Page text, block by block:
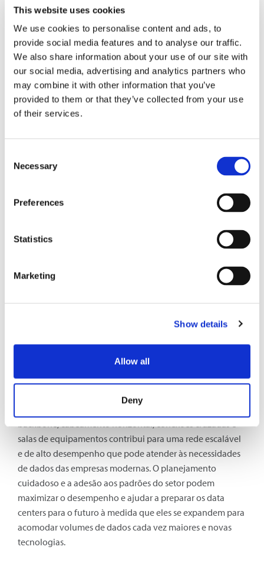
This website uses cookies
We use cookies to personalise content and ads, to
provide social media features and to analyse our traffic.
We also share information about your use of our site with
our social media, advertising and analytics partners who
may combine it with other information that you’ve
provided to them or that they’ve collected from your use
of their services.
Selection
Necessary
Preferences
Statistics
Marketing
Show details
Allow all
Deny
ideais da rede.
Sala de equipamentos (ER)
A sala de equipamentos é um hub central em um data
center, abrigando hardware essencial, como roteadores,
switches e servidores que gerenciam e processam dados.
Essa sala serve como ponto de convergência para
As principais considerações para uma sala de
corredores quentes e frios, sistema de controle de acesso
ao rack e layout eficiente do rack para futuras expansões e
acesso ao rack. Além disso, as salas de equipamentos
geralmente são equipadas com sistemas UPS, geradores
que os dispositivos permaneçam operacionais durante as
equipamentos, desempenha um papel fundamental na
manutenção da conectividade, da velocidade e da
confiabilidade. Uma infraestrutura de cabeamento
otimizada com MMRs bem planejados, cabeamento de
backbone, cabeamento horizontal, conexões cruzadas e
salas de equipamentos contribui para uma rede escalável
e de alto desempenho que pode atender às necessidades
de dados das empresas modernas. O planejamento
cuidadoso e a adesão aos padrões do setor podem
maximizar o desempenho e ajudar a preparar os data
centers para o futuro à medida que eles se expandem para
acomodar volumes de dados cada vez maiores e novas
tecnologias.